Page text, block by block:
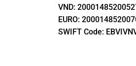
VND:
EURO:
SWIFT Code: